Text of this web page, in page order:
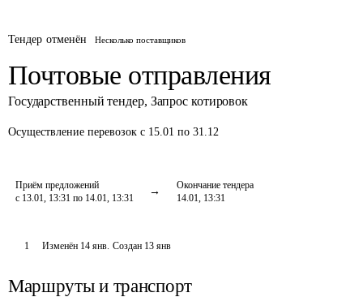
Тендер отменён Несколько поставщиков
Почтовые отправления
Государственный тендер, Запрос котировок
Осуществление перевозок с 15.01 по 31.12
Приём предложений
с 13.01, 13:31 по 14.01, 13:31
Окончание тендера
14.01, 13:31
1 Изменён 14 янв. Создан 13 янв
Маршруты и транспорт